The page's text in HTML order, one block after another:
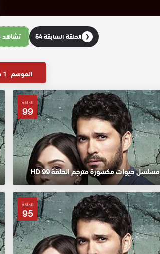
❮ الحلقة السابقة 54 تشاهد 55
الموسم 1 مترجم
الحلقة
99
مسلسل حيوات مكسورة مترجم الحلقة 99 HD
الحلقة
95